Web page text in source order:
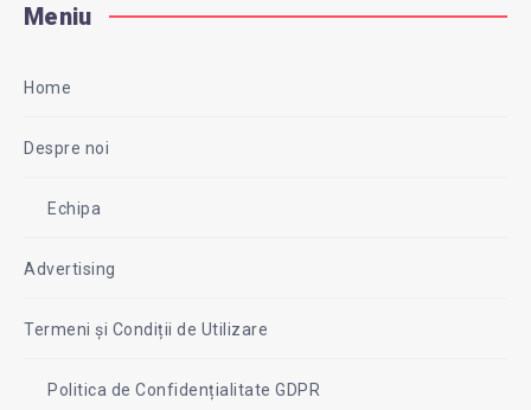
Meniu
Home
Despre noi
Echipa
Advertising
Termeni și Condiții de Utilizare
Politica de Confidențialitate GDPR